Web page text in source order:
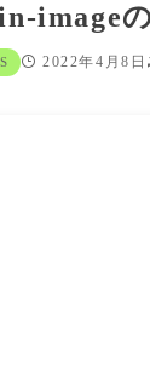
image
2022年4月8日